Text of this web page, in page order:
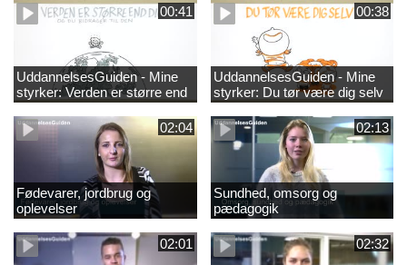
00:41
UddannelsesGuiden - Mine
styrker: Verden er større end
dig og du bidrager til den
00:38
UddannelsesGuiden - Mine
styrker: Du tør være dig selv
02:04
Fødevarer, jordbrug og
oplevelser
02:13
Sundhed, omsorg og
pædagogik
02:01 02:32